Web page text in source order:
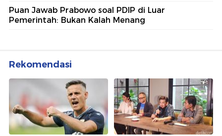
Puan Jawab Prabowo soal PDIP di Luar
Pemerintah: Bukan Kalah Menang
Rekomendasi